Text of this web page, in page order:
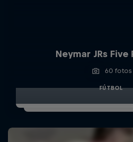
Neymar JRs Five
60 fotos
FÚTBOL